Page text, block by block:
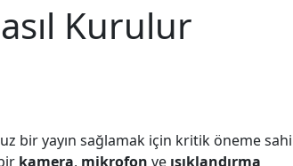
Kurulur
bir yayın sağlamak için kritik öneme
kamera, mikrofon ve ışıklandırma